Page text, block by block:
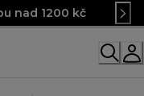
nad 1200 kč